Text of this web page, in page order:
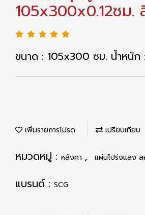
105x300x0.12ซม.
ขนาด : 105x300 ซม. น้ำหนัก
เพิ่มรายการโปรด เปรียบเทียบ
หมวดหมู่ : หลังคา , แผ่นโปร่งแสง
แบรนด์ : SCG